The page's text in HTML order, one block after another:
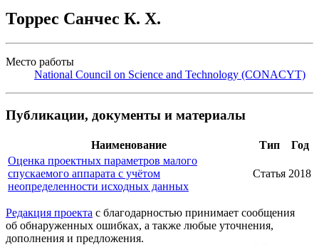
Торрес Санчес К. Х.
Место работы
National Council on Science and Technology (CONACYT)
Публикации, документы и материалы
Наименование Тип
Год
Оценка проектных параметров малого
спускаемого аппарата с учётом
неопределенности исходных данных
Статья 2018
Редакция проекта с благодарностью принимает сообщения
об обнаруженных ошибках, а также любые уточнения,
дополнения и предложения.